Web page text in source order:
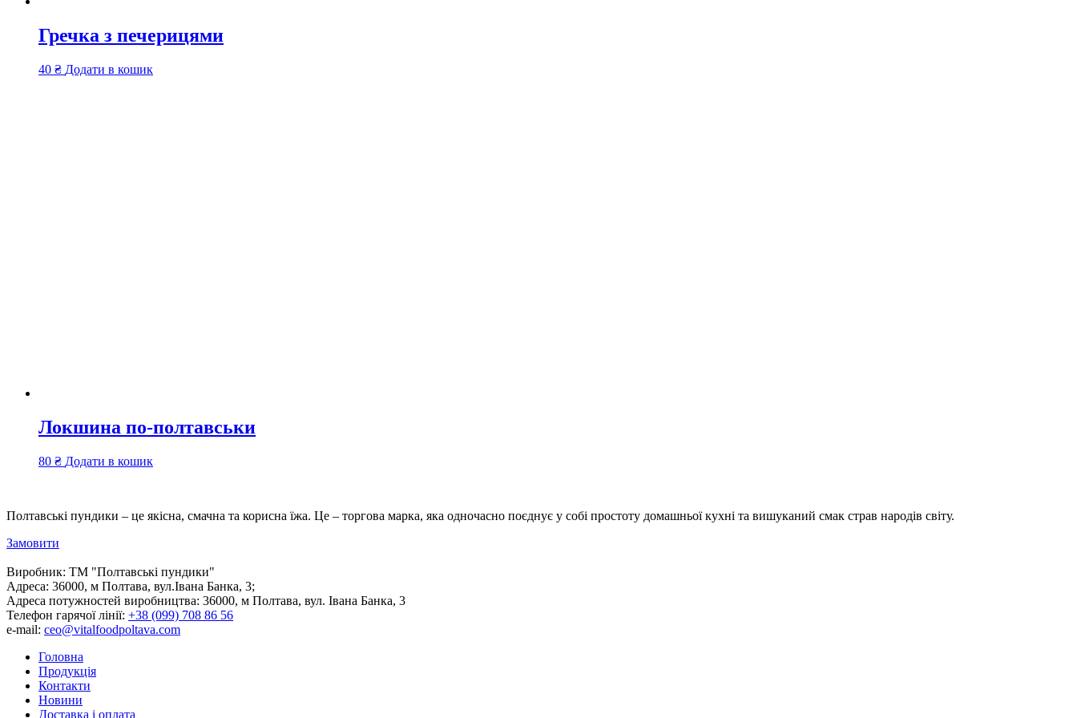
Гречка з печерицями
40 ₴ Додати в кошик
Локшина по-полтавськи
80 ₴ Додати в кошик
Полтавські пундики – це якісна, смачна та корисна їжа. Це – торгова марка, яка одночасно поєднує у собі простоту домашньої кухні та вишуканий смак страв народів світу.
Замовити
Виробник: ТМ "Полтавські пундики"
Адреса: 36000, м Полтава, вул.Івана Банка, 3;
Адреса потужностей виробництва: 36000, м Полтава, вул. Івана Банка, 3
Телефон гарячої лінії: +38 (099) 708 86 56
e-mail: ceo@vitalfoodpoltava.com
Головна
Продукція
Контакти
Новини
Доставка і оплата